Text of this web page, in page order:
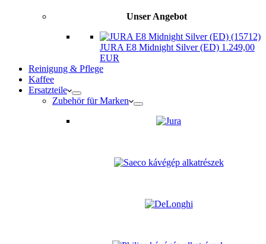
Unser Angebot
JURA E8 Midnight Silver (ED) 1.249,00
EUR
Reinigung & Pflege
Kaffee
Ersatzteile
Zubehör für Marken